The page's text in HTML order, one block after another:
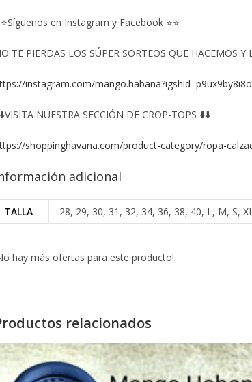
en Instagram y Facebook ⭐⭐
TE PIERDAS LOS SÚPER SORTEOS QUE HACEMOS Y
instagram.com/
NUESTRA SECCIÓN DE CROP-TOPS ⬇️⬇️
shoppinghavana.com/product-category/ropa-
adicional
TALLA 28, 29, 30, 31, 32, 34, 36, 38, 40, L, M, S,
hay más ofertas para este producto!
relacionados